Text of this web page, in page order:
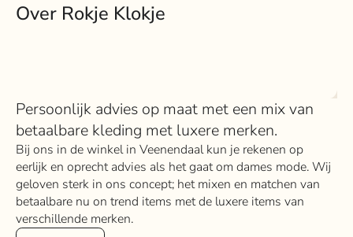
Over Rokje Klokje
Persoonlijk advies op maat met een mix van
betaalbare kleding met luxere merken.
Bij ons in de winkel in Veenendaal kun je rekenen op
eerlijk en oprecht advies als het gaat om dames mode. Wij
geloven sterk in ons concept; het mixen en matchen van
betaalbare nu on trend items met de luxere items van
verschillende merken.